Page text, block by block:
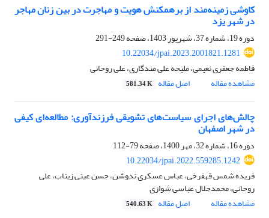
کاوشی زمینه‌مند از برهمکنش هویت و مهاجرت در بین زنان مهاجر
در شهر یزد
دوره 19، شماره 37، شهریور 1403، صفحه
249-291
10.22034/jpai.2023.2001821.1281
فاطمه جعفری نعیمی، ملیحه علی مندگاری، علی روحانی
مشاهده مقاله
اصل مقاله 581.34 K
چالش‌های اجرای سیاست‌های تشویقی فرزندآوری: مطالعه‌ای کیفی
در شهر اصفهان
دوره 16، شماره 32، مهر 1400، صفحه
79-112
10.22034/jpai.2022.559285.1242
فریده شمس قهفرخی، عباس عسکری ندوشن، حسن عینی زیناب، علی
روحانی، محمدجلال عباسی شوازی
مشاهده مقاله
اصل مقاله 540.63 K